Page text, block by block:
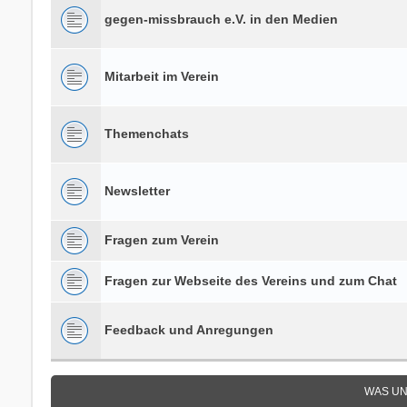
gegen-missbrauch e.V. in den Medien
Mitarbeit im Verein
Themenchats
Newsletter
Fragen zum Verein
Fragen zur Webseite des Vereins und zum Chat
Feedback und Anregungen
WAS